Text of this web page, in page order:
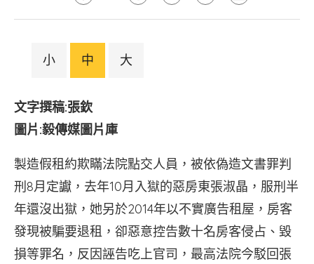
小 中 大
文字撰稿:張欽
圖片:毅傳媒圖片庫
製造假租約欺瞞法院點交人員，被依偽造文書罪判
刑8月定讞，去年10月入獄的惡房東張淑晶，服刑半
年還沒出獄，她另於2014年以不實廣告租屋，房客
發現被騙要退租，卻惡意控告數十名房客侵占、毀
損等罪名，反因誣告吃上官司，最高法院今駁回張